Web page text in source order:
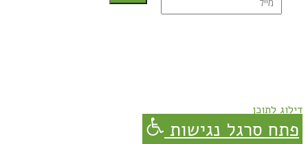
דילוג לתוכן
פתח סרגל נגישות